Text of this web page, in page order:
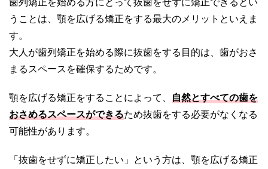
うことは、顎を広げる矯正をする最大のメリットといえま
す。
大人が歯列矯正を始める際に抜歯をする目的は、歯がおさ
まるスペースを確保するためです。
顎を広げる矯正をすることによって、 自然とすべての歯を
おさめるスペースができるため抜歯をする必要がなくなる
可能性があります。
「抜歯をせずに矯正したい」という方は、顎を広げる矯正